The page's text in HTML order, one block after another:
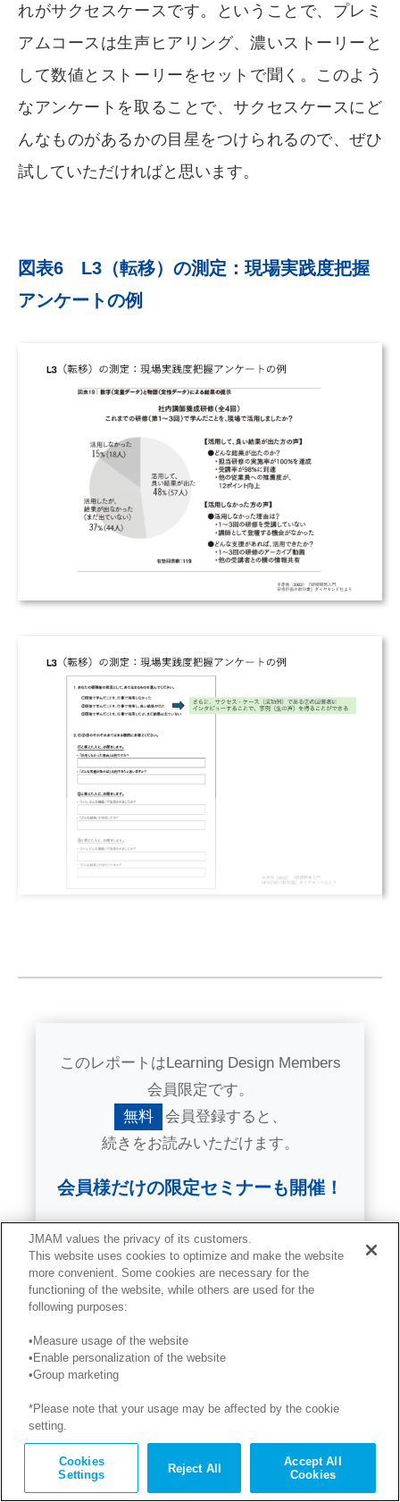
れがサクセスケースです。ということで、プレミ
アムコースは生声ヒアリング、濃いストーリーと
して数値とストーリーをセットで聞く。このよう
なアンケートを取ることで、サクセスケースにど
んなものがあるかの目星をつけられるので、ぜひ
試していただければと思います。
図表6 L3（転移）の測定：現場実践度把握
アンケートの例
このレポートはLearning Design Members
会員限定です。
無料
会員登録すると、
続きをお読みいただけます。
会員様だけの限定セミナーも開催！
無料で読み放題
会員の方
ログイン
JMAM values the privacy of its customers.
This website uses cookies to optimize and make the website
more convenient. Some cookies are necessary for the
functioning of the website, while others are used for the
following purposes:
•Measure usage of the website
•Enable personalization of the website
•Group marketing
*Please note that your usage may be affected by the cookie
setting.
Cookies
Settings
Reject All
Accept All
Cookies